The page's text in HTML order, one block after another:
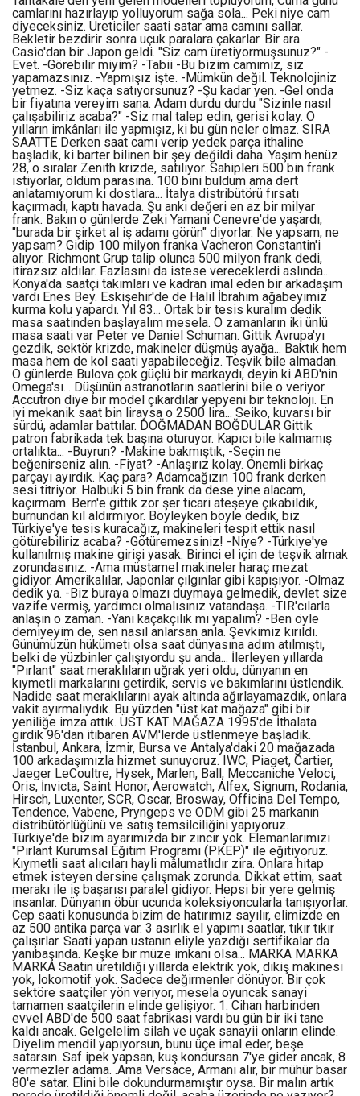
camlarını hazırlayıp yolluyorum sağa sola... Peki niye cam
diyeceksiniz. Üreticiler saati satar ama camını sallar.
Bekletir bezdirir sonra uçuk paralara çakarlar. Bir ara
Casio'dan bir Japon geldi. "Siz cam üretiyormuşsunuz?" -
Evet. -Görebilir miyim? -Tabii -Bu bizim camımız, siz
yapamazsınız. -Yapmışız işte. -Mümkün değil. Teknolojiniz
yetmez. -Siz kaça satıyorsunuz? -Şu kadar yen. -Gel onda
bir fiyatına vereyim sana. Adam durdu durdu "Sizinle nasıl
çalışabiliriz acaba?" -Siz mal talep edin, gerisi kolay. O
yılların imkânları ile yapmışız, ki bu gün neler olmaz. SIRA
SAATTE Derken saat camı verip yedek parça ithaline
başladık, ki barter bilinen bir şey değildi daha. Yaşım henüz
28, o sıralar Zenith krizde, satılıyor. Sahipleri 500 bin frank
istiyorlar, öldüm parasına. 100 bini buldum ama dert
anlatamıyorum ki dostlara... İtalya distribütörü fırsatı
kaçırmadı, kaptı havada. Şu anki değeri en az bir milyar
frank. Bakın o günlerde Zeki Yamani Cenevre'de yaşardı,
"burada bir şirket al iş adamı görün" diyorlar. Ne yapsam, ne
yapsam? Gidip 100 milyon franka Vacheron Constantin'i
alıyor. Richmont Grup talip olunca 500 milyon frank dedi,
itirazsız aldılar. Fazlasını da istese vereceklerdi aslında...
Konya'da saatçi takımları ve kadran imal eden bir arkadaşım
vardı Enes Bey. Eskişehir'de de Halil İbrahim ağabeyimiz
kurma kolu yapardı. Yıl 83... Ortak bir tesis kuralım dedik
masa saatinden başlayalım mesela. O zamanların iki ünlü
masa saati var Peter ve Daniel Schuman. Gittik Avrupa'yı
gezdik, sektör krizde, makineler düşmüş ayağa... Baktık hem
masa hem de kol saati yapabileceğiz. Teşvik bile almadan.
O günlerde Bulova çok güçlü bir markaydı, deyin ki ABD'nin
Omega'sı... Düşünün astranotların saatlerini bile o veriyor.
Accutron diye bir model çıkardılar yepyeni bir teknoloji. En
iyi mekanik saat bin liraysa o 2500 lira... Seiko, kuvarsı bir
sürdü, adamlar battılar. DOĞMADAN BOĞDULAR Gittik
patron fabrikada tek başına oturuyor. Kapıcı bile kalmamış
ortalıkta... -Buyrun? -Makine bakmıştık, -Seçin ne
beğenirseniz alın. -Fiyat? -Anlaşırız kolay. Önemli birkaç
parçayı ayırdık. Kaç para? Adamcağızın 100 frank derken
sesi titriyor. Halbuki 5 bin frank da dese yine alacam,
kaçırmam. Bern'e gittik zor şer ticari ateşeye çıkabildik,
burnundan kıl aldırmıyor. Böyleyken böyle dedik, biz
Türkiye'ye tesis kuracağız, makineleri tespit ettik nasıl
götürebiliriz acaba? -Götüremezsiniz! -Niye? -Türkiye'ye
kullanılmış makine girişi yasak. Birinci el için de teşvik almak
zorundasınız. -Ama müstamel makineler haraç mezat
gidiyor. Amerikalılar, Japonlar çılgınlar gibi kapışıyor. -Olmaz
dedik ya. -Biz buraya olmazı duymaya gelmedik, devlet size
vazife vermiş, yardımcı olmalısınız vatandaşa. -TIR'cılarla
anlaşın o zaman. -Yani kaçakçılık mı yapalım? -Ben öyle
demiyeyim de, sen nasıl anlarsan anla. Şevkimiz kırıldı.
Günümüzün hükümeti olsa saat dünyasına adım atılmıştı,
belki de yüzbinler çalışıyordu şu anda... İlerleyen yıllarda
"Pırlant" saat meraklıların uğrak yeri oldu, dünyanın en
kıymetli markalarını getirdik, servis ve bakımlarını üstlendik.
Nadide saat meraklılarını ayak altında ağırlayamazdık, onlara
vakit ayırmalıydık. Bu yüzden "üst kat mağaza" gibi bir
yeniliğe imza attık. ÜST KAT MAĞAZA 1995'de İthalata
girdik 96'dan itibaren AVM'lerde üstlenmeye başladık.
İstanbul, Ankara, İzmir, Bursa ve Antalya'daki 20 mağazada
100 arkadaşımızla hizmet sunuyoruz. IWC, Piaget, Cartier,
Jaeger LeCoultre, Hysek, Marlen, Ball, Meccaniche Veloci,
Oris, İnvicta, Saint Honor, Aerowatch, Alfex, Signum, Rodania,
Hirsch, Luxenter, SCR, Oscar, Brosway, Officina Del Tempo,
Tendence, Vabene, Pryngeps ve ODM gibi 25 markanın
distribütörlüğünü ve satış temsilciliğini yapıyoruz.
Türkiye'de bizim ayarımızda bir zincir yok. Elemanlarımızı
"Pırlant Kurumsal Eğitim Programı (PKEP)" ile eğitiyoruz.
Kıymetli saat alıcıları hayli mâlumatlıdır zira. Onlara hitap
etmek isteyen dersine çalışmak zorunda. Dikkat ettim, saat
merakı ile iş başarısı paralel gidiyor. Hepsi bir yere gelmiş
insanlar. Dünyanın öbür ucunda koleksiyoncularla tanışıyorlar.
Cep saati konusunda bizim de hatırımız sayılır, elimizde en
az 500 antika parça var. 3 asırlık el yapımı saatlar, tıkır tıkır
çalışırlar. Saati yapan ustanın eliyle yazdığı sertifikalar da
yanıbaşında. Keşke bir müze imkanı olsa... MARKA MARKA
MARKA Saatin üretildiği yıllarda elektrik yok, dikiş makinesi
yok, lokomotif yok. Sadece değirmenler dönüyor. Bir çok
sektöre saatçiler yön veriyor, mesela oyuncak sanayi
tamamen saatçilerin elinde gelişiyor. 1. Cihan harbinden
evvel ABD'de 500 saat fabrikası vardı bu gün bir iki tane
kaldı ancak. Gelgelelim silah ve uçak sanayii onların elinde.
Diyelim mendil yapıyorsun, bunu üçe imal eder, beşe
satarsın. Saf ipek yapsan, kuş kondursan 7'ye gider ancak, 8
vermezler adama. .Ama Versace, Armani alır, bir mühür basar
80'e satar. Elini bile dokundurmamıştır oysa. Bir malın artık